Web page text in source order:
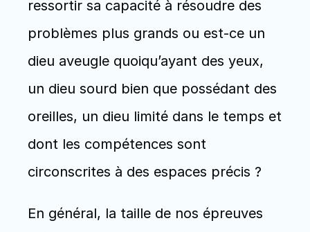
ressortir sa capacité à résoudre des
problèmes plus grands ou est-ce un
dieu aveugle quoiqu’ayant des yeux,
un dieu sourd bien que possédant des
oreilles, un dieu limité dans le temps et
dont les compétences sont
circonscrites à des espaces précis ?
En général, la taille de nos épreuves